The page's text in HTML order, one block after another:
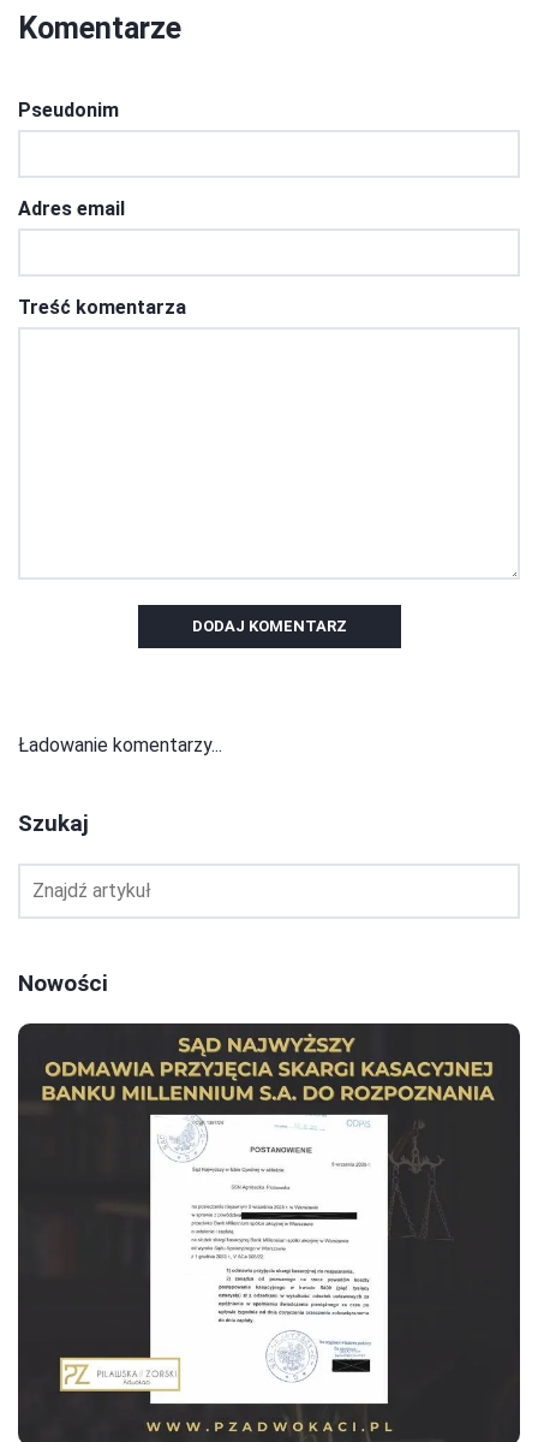
Komentarze
Pseudonim
Adres email
Treść komentarza
DODAJ KOMENTARZ
Ładowanie komentarzy...
Szukaj
Nowości